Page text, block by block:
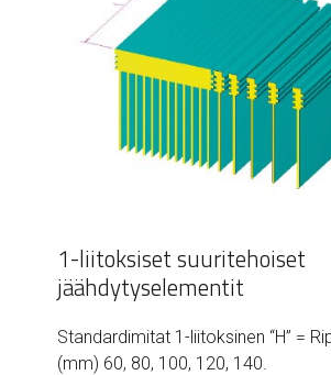
1-liitoksiset suuritehoiset
jäähdytyselementit
Standardimitat 1-liitoksinen “H” =
(mm) 60, 80, 100, 120, 140.